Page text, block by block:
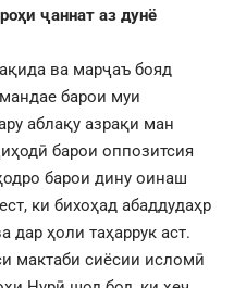
ҷаннат аз дунё
ва марҷаъ бояд
барои муи
аблақу азрақи ман
барои оппозитсия
барои дину оинаш
ки бихоҳад абаддудаҳр
ҳоли таҳаррук аст.
мактаби сиёсии исломӣ